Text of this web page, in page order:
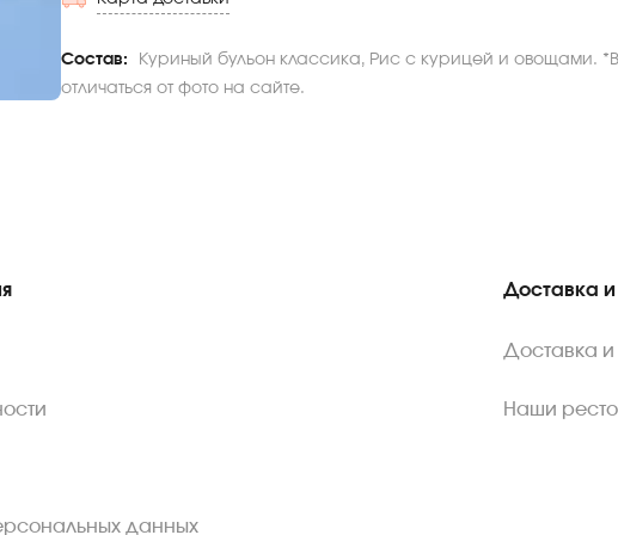
Состав:
Куриный бульон классика, Рис с курицей и овощами.
отличаться от фото на сайте.
данных
Доставка
Доставка
Наши